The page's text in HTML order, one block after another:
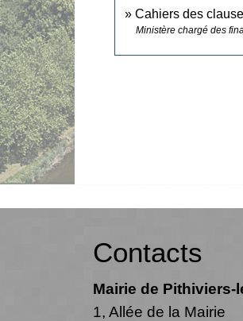
Cahiers des
Ministère chargé des
Contacts
Mairie de Pithiviers-
1, Allée de la Mairie